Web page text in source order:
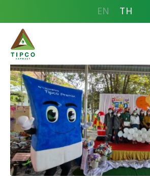
EN TH
โรงงานพิษณุโลก
วันเด็กประจำปี 2566